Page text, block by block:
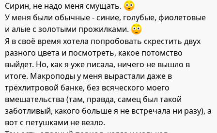
Сирин, не надо меня смущать.
У меня были обычные - синие, голубые, фиолетовые
и алые с золотыми прожилками.
Я в своё время хотела попробовать скрестить двух
разного цвета и посмотреть, какое потомство
выйдет. Но, как я уже писала, ничего не вышло в
итоге. Макроподы у меня вырастали даже в
трёхлитровой банке, без всяческого моего
вмешательства (там, правда, самец был такой
заботливый, какого больше я не встречала ни разу), а
вот с петушками не везло.